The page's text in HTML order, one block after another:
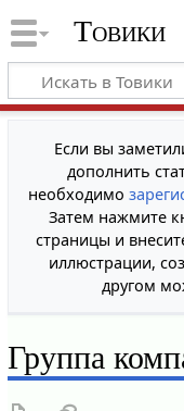
Товики
Если вы
дополнить
необходимо
Затем нажмите
страницы и
иллюстрации,
другом
Группа